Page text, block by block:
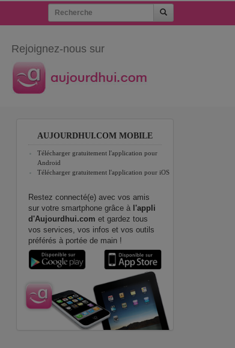
Rejoignez-nous sur
AUJOURDHUI.COM MOBILE
Télécharger gratuitement l'application pour
Android
Télécharger gratuitement l'application pour iOS
Restez connecté(e) avec vos amis
sur votre smartphone grâce à l'appli
d'Aujourdhui.com et gardez tous
vos services, vos infos et vos outils
préférés à portée de main !